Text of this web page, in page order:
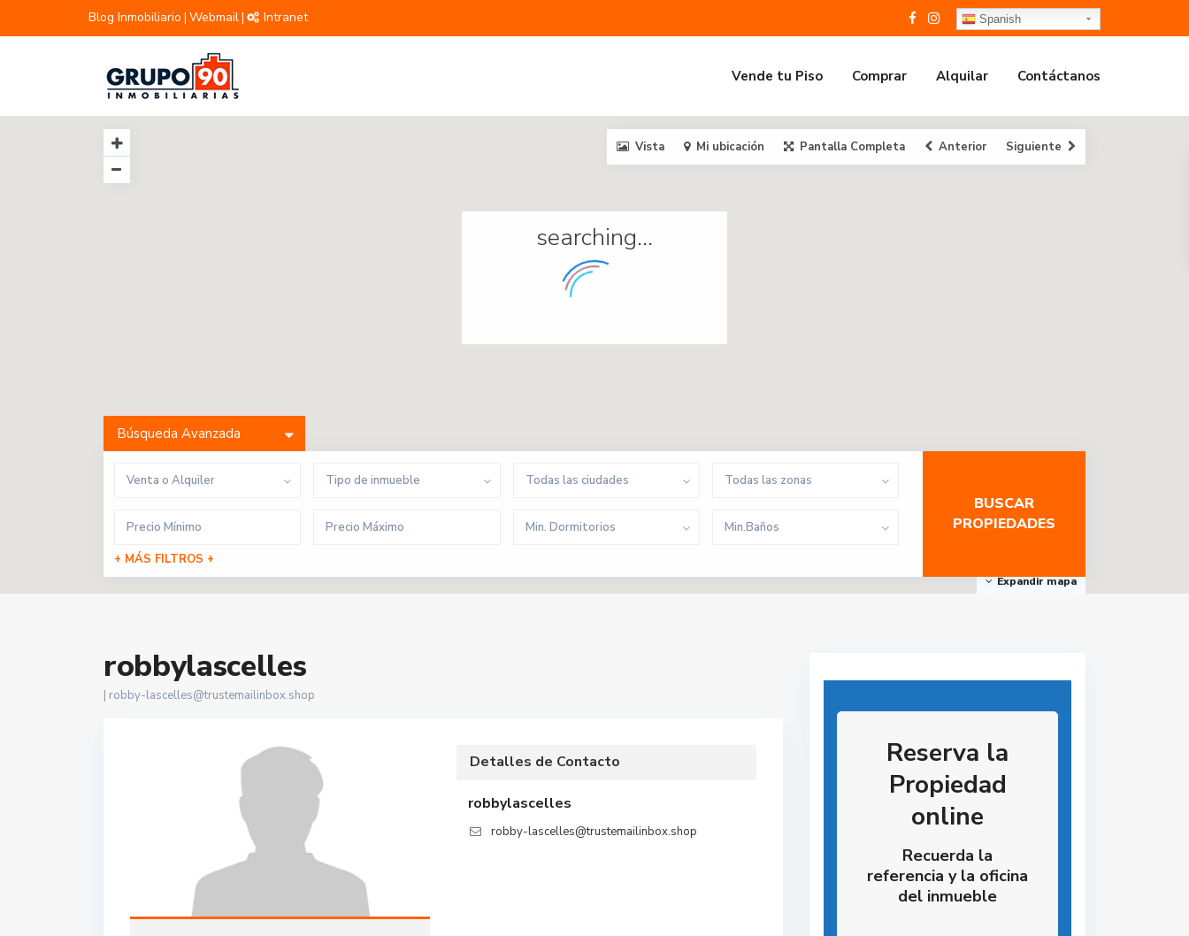
Blog Inmobiliario | Webmail| Intranet Spanish
Vende tu Piso Comprar Alquilar Contáctanos
searching...
Expandir mapa
Vista Mi ubicación Pantalla Completa Anterior Siguiente
Búsqueda Avanzada
Venta o Alquiler Tipo de inmueble Todas las ciudades Todas las zonas
Min. Dormitorios
Min.Baños
+ MÁS FILTROS +
robbylascelles
| robby-lascelles@trustemailinbox.shop
Detalles de Contacto
robbylascelles
robby-lascelles@trustemailinbox.shop
Reserva la
Propiedad
online
Recuerda la
referencia y la oficina
del inmueble